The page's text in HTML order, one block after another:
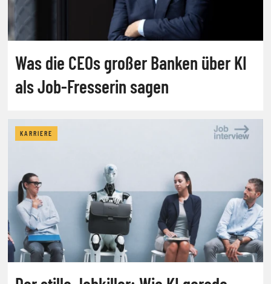
Was die CEOs großer Banken über KI
als Job-Fresserin sagen
KARRIERE